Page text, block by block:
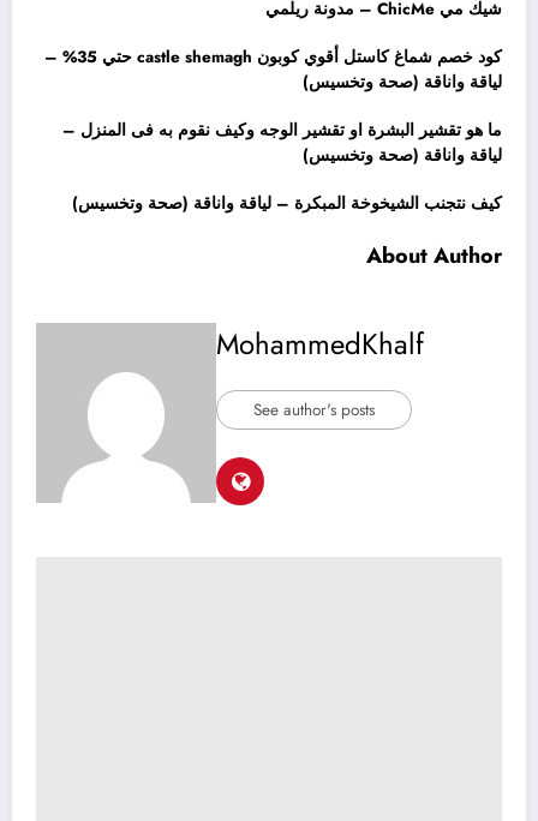
شيك مي ChicMe – مدونة ريلمي
كود خصم شماغ كاستل أقوي كوبون castle shemagh حتي 35% –
لياقة واناقة (صحة وتخسيس)
ما هو تقشير البشرة او تقشير الوجه وكيف نقوم به فى المنزل –
لياقة واناقة (صحة وتخسيس)
كيف نتجنب الشيخوخة المبكرة – لياقة واناقة (صحة وتخسيس)
About Author
MohammedKhalf
See author's posts